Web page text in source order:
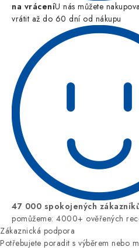
na vráceníU nás můžete
vrátit až do 60 dní od nákupu
47 000 spokojených
pomůžeme: 4000+ ověřených
Zákaznická podpora
Potřebujete poradit s výběrem nebo